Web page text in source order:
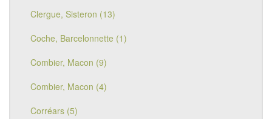
Clergue, Sisteron (13)
Coche, Barcelonnette (1)
Combier, Macon (9)
Combier, Macon (4)
Corréars (5)